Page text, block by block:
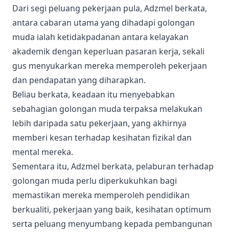
Dari segi peluang pekerjaan pula, Adzmel berkata,
antara cabaran utama yang dihadapi golongan
muda ialah ketidakpadanan antara kelayakan
akademik dengan keperluan pasaran kerja, sekali
gus menyukarkan mereka memperoleh pekerjaan
dan pendapatan yang diharapkan.
Beliau berkata, keadaan itu menyebabkan
sebahagian golongan muda terpaksa melakukan
lebih daripada satu pekerjaan, yang akhirnya
memberi kesan terhadap kesihatan fizikal dan
mental mereka.
Sementara itu, Adzmel berkata, pelaburan terhadap
golongan muda perlu diperkukuhkan bagi
memastikan mereka memperoleh pendidikan
berkualiti, pekerjaan yang baik, kesihatan optimum
serta peluang menyumbang kepada pembangunan